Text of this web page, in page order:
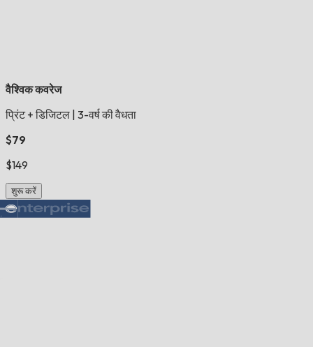
वैश्विक कवरेज
प्रिंट + डिजिटल 3-वर्ष की वैधता
$79
$149
शुरू करें